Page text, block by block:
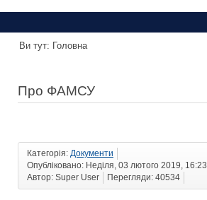
Ви тут: Головна
Про ФАМСУ
Категорія: Документи
Опубліковано: Неділя, 03 лютого 2019, 16:23
Автор: Super User
Перегляди: 40534